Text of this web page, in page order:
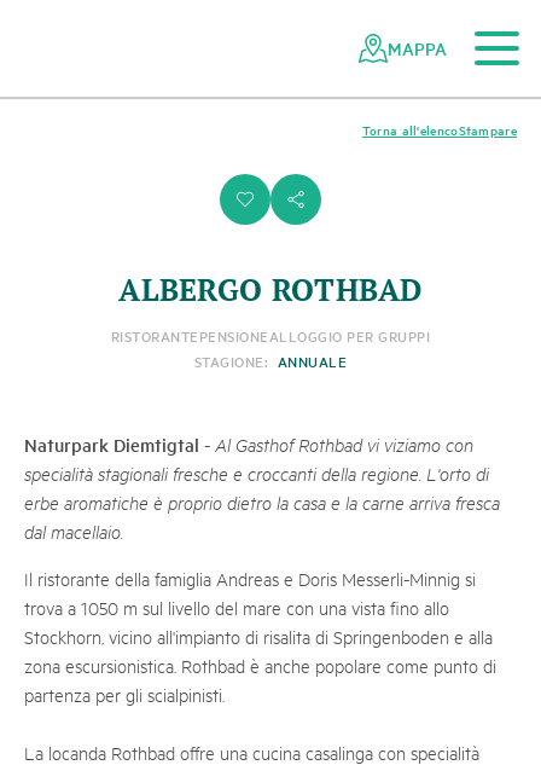
dei
MAPPA
i s
Stampare
Torna all'elenco
ALBERGO ROTHBAD
RISTORANTEPENSIONEALLOGGIO PER GRUPPI
STAGIONE: ANNUALE
Naturpark Diemtigtal - Al Gasthof Rothbad vi viziamo con
specialità stagionali fresche e croccanti della regione. L'orto di
erbe aromatiche è proprio dietro la casa e la carne arriva fresca
dal macellaio.
Il ristorante della famiglia Andreas e Doris Messerli-Minnig si
trova a 1050 m sul livello del mare con una vista fino allo
Stockhorn, vicino all'impianto di risalita di Springenboden e alla
zona escursionistica. Rothbad è anche popolare come punto di
partenza per gli scialpinisti.
La locanda Rothbad offre una cucina casalinga con specialità